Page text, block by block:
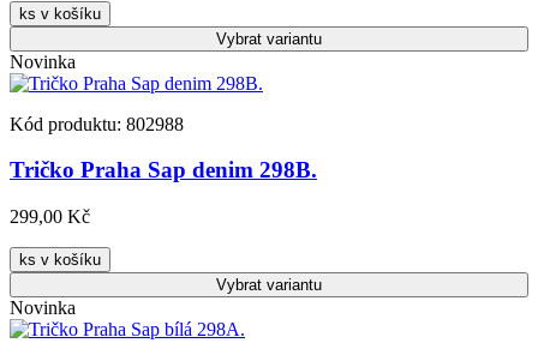
ks v košíku
Vybrat variantu
Novinka
Kód produktu: 802988
Tričko Praha Sap denim 298B.
299,00 Kč
ks v košíku
Vybrat variantu
Novinka